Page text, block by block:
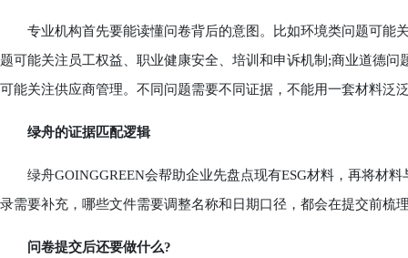
专业机构首先要能读懂问卷背后的意图。比如环境类问题可能
题可能关注员工权益、职业健康安全、培训和申诉机制;商业道德
可能关注供应商管理。不同问题需要不同证据，不能用一套材料泛
绿舟的证据匹配逻辑
绿舟GOINGGREEN会帮助企业先盘点现有ESG材料，再将材料
录需要补充，哪些文件需要调整名称和日期口径，都会在提交前梳
问卷提交后还要做什么?